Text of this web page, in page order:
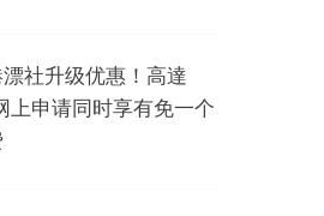
社升级优惠！高達
上申请同时享有免一个